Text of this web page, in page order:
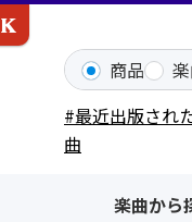
商品
#最近出版され
曲
楽曲から